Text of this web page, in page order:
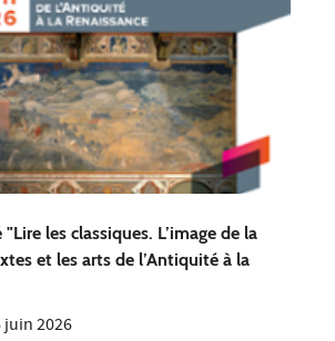
les classiques. L’image de la
et les arts de l’Antiquité à la
juin 2026